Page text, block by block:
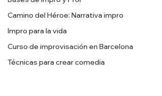
Camino del Héroe: Narrativa impro
Impro para la vida
Curso de improvisación en Barcelona
Técnicas para crear comedia